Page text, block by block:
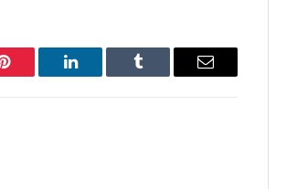
Pinterest LinkedIn Tumblr Email